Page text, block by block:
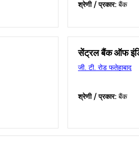
श्रेणी / प्रकार:बैंक
सेंट्रल बैंक ऑफ
जी. टी. रोड फतेहाबाद
श्रेणी / प्रकार:बैंक